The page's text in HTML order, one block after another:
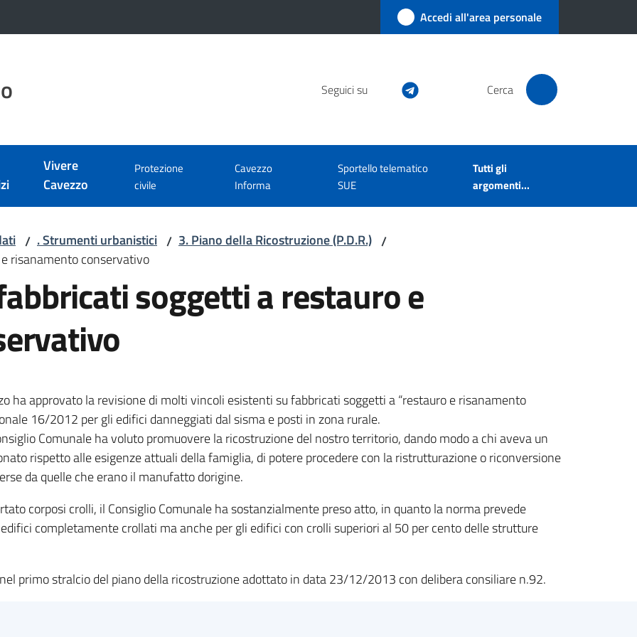
Accedi all'area personale
Seguici su Cerca
Vivere
Cavezzo
Protezione
civile
Cavezzo
Informa
Sportello telematico
SUE
Tutti gli
argomenti...
/ . Strumenti urbanistici / 3. Piano della Ricostruzione (P.D.R.) /
risanamento conservativo
soggetti a restauro e
ha approvato la revisione di molti vincoli esistenti su fabbricati soggetti a “restauro e risanamento
16/2012 per gli edifici danneggiati dal sisma e posti in zona rurale.
Comunale ha voluto promuovere la ricostruzione del nostro territorio, dando modo a chi aveva un
rispetto alle esigenze attuali della famiglia, di potere procedere con la ristrutturazione o riconversione
da quelle che erano il manufatto dorigine.
corposi crolli, il Consiglio Comunale ha sostanzialmente preso atto, in quanto la norma prevede
completamente crollati ma anche per gli edifici con crolli superiori al 50 per cento delle strutture
primo stralcio del piano della ricostruzione adottato in data 23/12/2013 con delibera consiliare n.92.